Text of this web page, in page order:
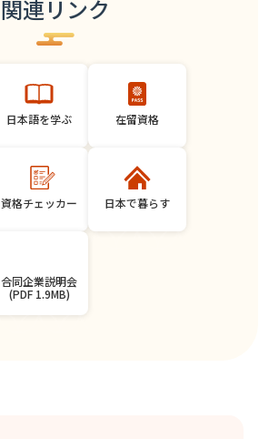
関連リンク
日本語を学ぶ 在留資格
資格チェッカー 日本で暮らす
合同企業説明会
(PDF 1.9MB)